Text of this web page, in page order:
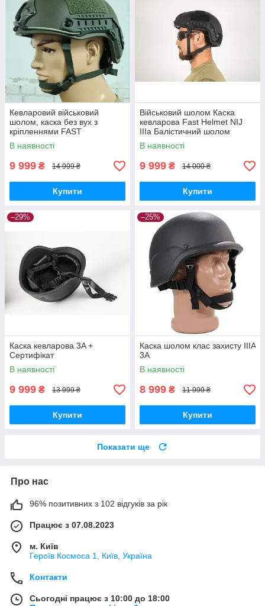
Кевларовий військовий
шолом, каска без вух з
кріпленнями FAST
В наявності
9 999 ₴ 14 999 ₴
Купити
Військовий шолом Каска
кевларова Fast Helmet NIJ
IIIa Балістичний шолом
В наявності
9 999 ₴ 14 000 ₴
Купити
–29%
Каска кевларова 3A +
Сертифікат
В наявності
9 999 ₴ 13 999 ₴
Купити
–25%
Каска шолом клас захисту IIIA
3A
В наявності
8 999 ₴ 11 999 ₴
Купити
Показати ще
Про нас
96% позитивних з 102 відгуків за рік
Працює з 07.08.2023
м. Київ
Героїв Космоса 1, Київ, Україна
Контакти
Сьогодні працює з 10:00 до 18:00